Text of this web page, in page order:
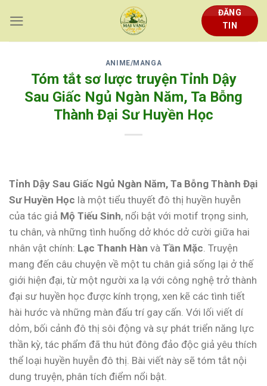
content
ĐĂNG
TIN
ANIME/MANGA
Tóm tắt sơ lược truyện Tỉnh Dậy
Sau Giấc Ngủ Ngàn Năm, Ta Bỗng
Thành Đại Sư Huyền Học
Tỉnh Dậy Sau Giấc Ngủ Ngàn Năm, Ta Bỗng Thành Đại
Sư Huyền Học là một tiểu thuyết đô thị huyền huyễn
của tác giả Mộ Tiếu Sinh, nổi bật với motif trọng sinh,
tu chân, và những tình huống dở khóc dở cười giữa hai
nhân vật chính: Lạc Thanh Hàn và Tần Mặc . Truyện
mang đến câu chuyện về một tu chân giả sống lại ở thế
giới hiện đại, từ một người xa lạ với công nghệ trở thành
đại sư huyền học được kính trọng, xen kẽ các tình tiết
hài hước và những màn đấu trí gay cấn. Với lối viết dí
dỏm, bối cảnh đô thị sôi động và sự phát triển năng lực
thần kỳ, tác phẩm đã thu hút đông đảo độc giả yêu thích
thể loại huyền huyễn đô thị. Bài viết này sẽ tóm tắt nội
dung truyện, phân tích điểm nổi bật.